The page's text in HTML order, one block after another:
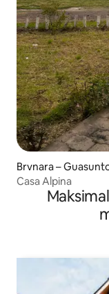
Brvnara –
Casa Alpina